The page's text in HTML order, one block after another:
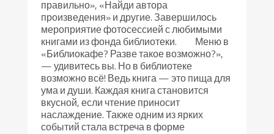
правильно», «Найди автора
произведения» и другие. Завершилось
мероприятие фотосессией с любимыми
книгами из фонда библиотеки. Меню в
«Библиокафе? Разве такое возможно?»,
— удивитесь вы. Но в библиотеке
возможно всё! Ведь книга — это пища для
ума и души. Каждая книга становится
вкусной, если чтение приносит
наслаждение. Также одним из ярких
событий стала встреча в форме